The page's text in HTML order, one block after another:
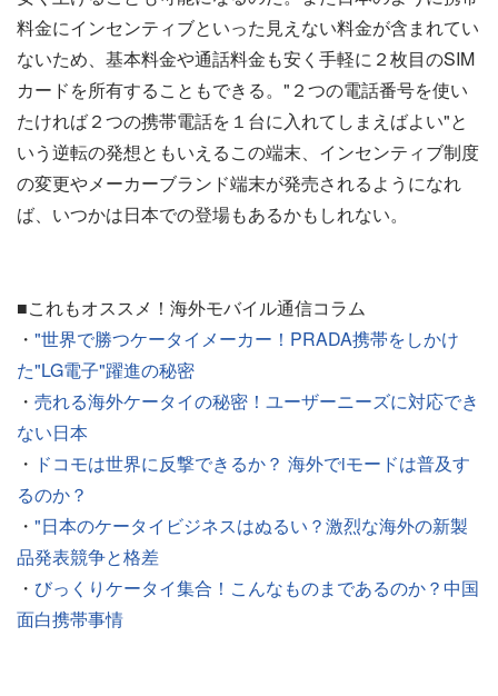
料金にインセンティブといった見えない料金が含まれてい
ないため、基本料金や通話料金も安く手軽に２枚目のSIM
カードを所有することもできる。"２つの電話番号を使い
たければ２つの携帯電話を１台に入れてしまえばよい"と
いう逆転の発想ともいえるこの端末、インセンティブ制度
の変更やメーカーブランド端末が発売されるようになれ
ば、いつかは日本での登場もあるかもしれない。
■これもオススメ！海外モバイル通信コラム
・ "世界で勝つケータイメーカー！PRADA携帯をしかけ
た"LG電子"躍進の秘密
・ 売れる海外ケータイの秘密！ユーザーニーズに対応でき
ない日本
・ ドコモは世界に反撃できるか？ 海外でiモードは普及す
るのか？
・ "日本のケータイビジネスはぬるい？激烈な海外の新製
品発表競争と格差
・ びっくりケータイ集合！こんなものまであるのか？中国
面白携帯事情